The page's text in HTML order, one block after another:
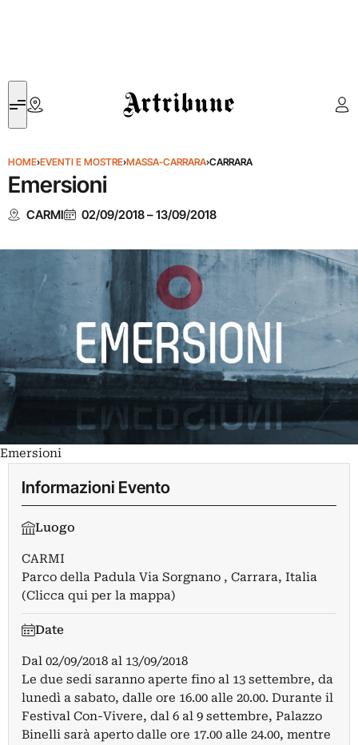
Artribune
HOME›EVENTI E MOSTRE›MASSA-CARRARA›CARRARA
Emersioni
CARMI 02/09/2018–13/09/2018
Emersioni
Informazioni Evento
Luogo
CARMI
Parco della Padula Via Sorgnano , Carrara, Italia
(Clicca qui per la mappa)
Date
Dal 02/09/2018 al 13/09/2018
Le due sedi saranno aperte fino al 13 settembre, da
lunedì a sabato, dalle ore 16.00 alle 20.00. Durante il
Festival Con-Vivere, dal 6 al 9 settembre, Palazzo
Binelli sarà aperto dalle ore 17.00 alle 24.00, mentre